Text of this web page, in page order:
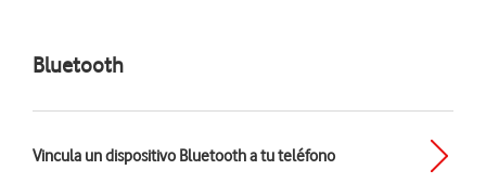
Bluetooth
Vincula un dispositivo Bluetooth a tu teléfono